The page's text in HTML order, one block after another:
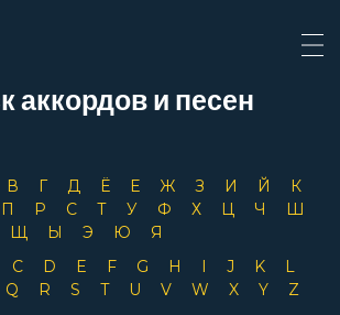
аккордов и песен
В Г Д Ё Е Ж З И Й
К
П Р С Т У Ф Х Ц Ч
Ш
Щ
Ы Э Ю
Я
C D E F G H I J K
L
Q R S T U V W X Y Z